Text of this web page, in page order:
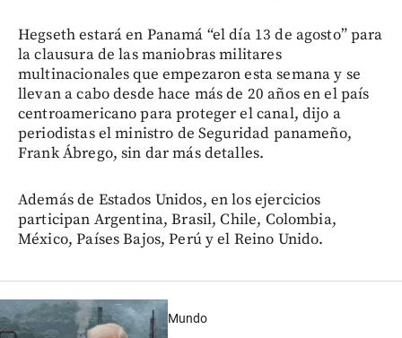
Hegseth estará en Panamá “el día 13 de agosto” para
la clausura de las maniobras militares
multinacionales que empezaron esta semana y se
llevan a cabo desde hace más de 20 años en el país
centroamericano para proteger el canal, dijo a
periodistas el ministro de Seguridad panameño,
Frank Ábrego, sin dar más detalles.
Además de Estados Unidos, en los ejercicios
participan Argentina, Brasil, Chile, Colombia,
México, Países Bajos, Perú y el Reino Unido.
Mundo